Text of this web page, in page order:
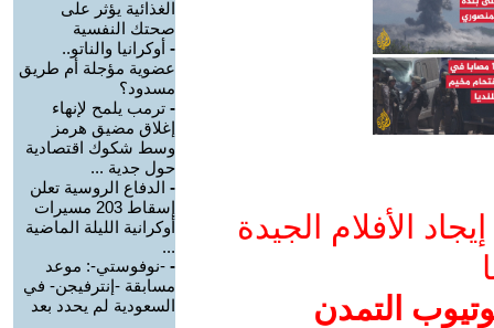
الأفلام الجيدة
التمدن
الغذائية يؤثر على
صحتك النفسية
- أوكرانيا والناتو..
عضوية مؤجلة أم طريق
مسدود؟
- ترمب يلمح لإنهاء
إغلاق مضيق هرمز
وسط شكوك اقتصادية
حول جدية ...
- الدفاع الروسية تعلن
إسقاط 203 مسيرات
أوكرانية الليلة الماضية
...
- -نوفوستي-: موعد
مسابقة -إنترفيجن- في
السعودية لم يحدد بعد